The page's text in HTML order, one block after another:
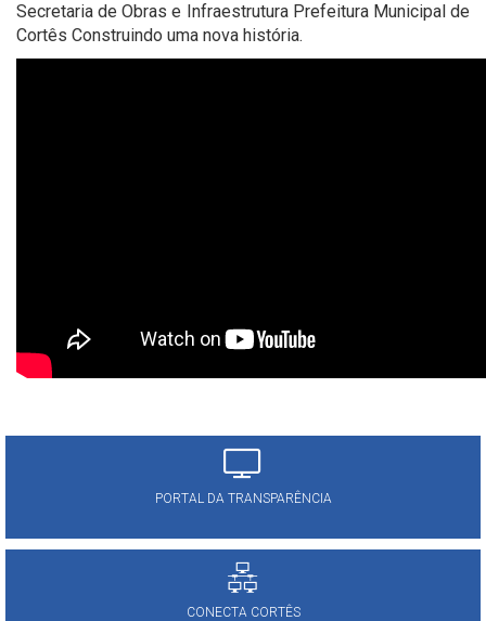
Secretaria de Obras e Infraestrutura Prefeitura Municipal de
Cortês Construindo uma nova história.
PORTAL DA TRANSPARÊNCIA
CONECTA CORTÊS